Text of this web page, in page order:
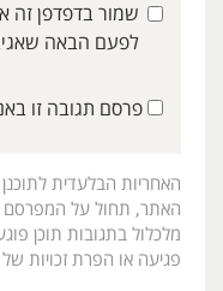
שמור בדפדפן זה
לפעם הבאה
פרסם תגובה זו
האחריות הבלעדית
האתר, תחול על המפרסם
מלכלול בתגובות תוכן
פגיעה או הפרת זכויות